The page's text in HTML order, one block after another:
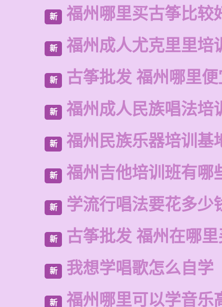
新 福州哪里买古筝比较
新 福州成人尤克里里培
新 古筝批发 福州哪里
新 福州成人民族唱法培
新 福州民族乐器培训基
新 福州吉他培训班有哪
新 学流行唱法要花多少
新 古筝批发 福州在哪
新 我想学唱歌怎么自学
新 福州哪里可以学音乐